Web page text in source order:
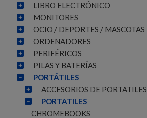
LIBRO ELECTRÓNICO
MONITORES
OCIO / DEPORTES / MASCOTAS
ORDENADORES
PERIFÉRICOS
PILAS Y BATERÍAS
PORTÁTILES
ACCESORIOS DE PORTATILES
PORTATILES
CHROMEBOOKS